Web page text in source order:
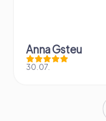
Anna Gsteu
30.07.